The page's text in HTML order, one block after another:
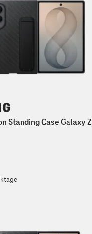
Standing Case Galaxy